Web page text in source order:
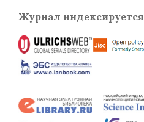
Журнал индексируется